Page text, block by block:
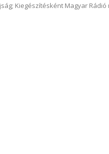
Kiegészítésként Magyar